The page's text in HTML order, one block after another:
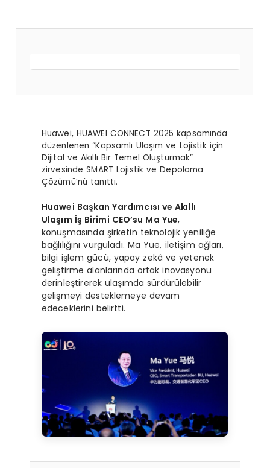
Huawei, HUAWEI CONNECT 2025 kapsamında
düzenlenen “Kapsamlı Ulaşım ve Lojistik için
Dijital ve Akıllı Bir Temel Oluşturmak”
zirvesinde SMART Lojistik ve Depolama
Çözümü’nü tanıttı.
Huawei Başkan Yardımcısı ve Akıllı
Ulaşım İş Birimi CEO’su Ma Yue,
konuşmasında şirketin teknolojik yeniliğe
bağlılığını vurguladı. Ma Yue, iletişim ağları,
bilgi işlem gücü, yapay zekâ ve yetenek
geliştirme alanlarında ortak inovasyonu
derinleştirerek ulaşımda sürdürülebilir
gelişmeyi desteklemeye devam
edeceklerini belirtti.